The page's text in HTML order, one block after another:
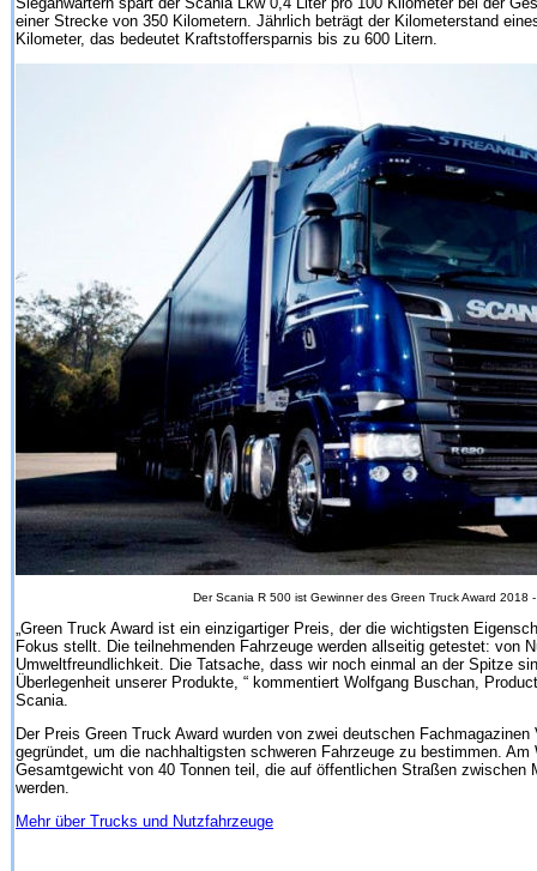
einer Strecke von 350 Kilometern. Jährlich beträgt der Kilometerstand
Kilometer, das bedeutet Kraftstoffersparnis bis zu 600 Litern.
Der Scania R 500 ist Gewinner des Green Truck Award 2018
„Green Truck Award ist ein einzigartiger Preis, der die wichtigsten
Fokus stellt. Die teilnehmenden Fahrzeuge werden allseitig getestet: von
Umweltfreundlichkeit. Die Tatsache, dass wir noch einmal an der Spitze
Überlegenheit unserer Produkte, “ kommentiert Wolfgang Buschan,
Scania.
Der Preis Green Truck Award wurden von zwei deutschen
gegründet, um die nachhaltigsten schweren Fahrzeuge zu bestimmen.
Gesamtgewicht von 40 Tonnen teil, die auf öffentlichen Straßen zwischen
werden.
Mehr über Trucks und Nutzfahrzeuge